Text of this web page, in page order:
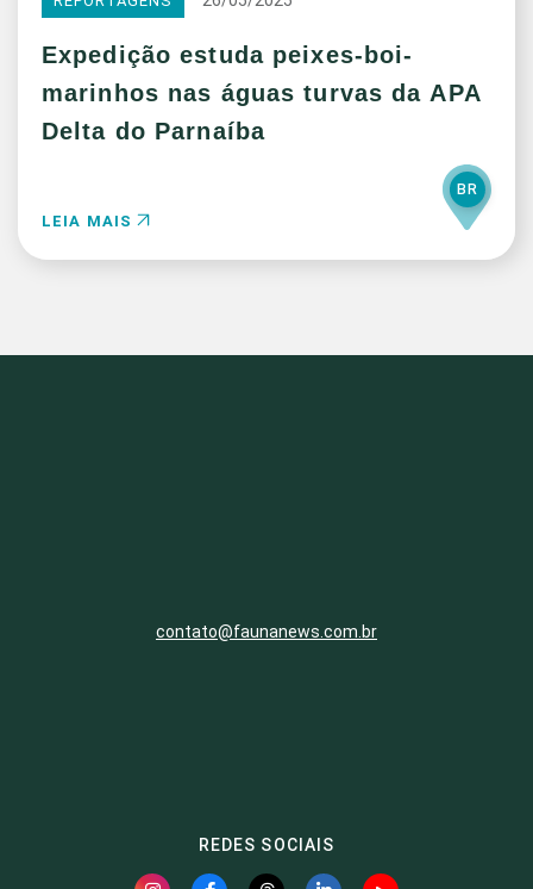
Expedição estuda peixes-boi-
marinhos nas águas turvas da APA
Delta do Parnaíba
LEIA MAIS
BR
contato@faunanews.com.br
REDES SOCIAIS